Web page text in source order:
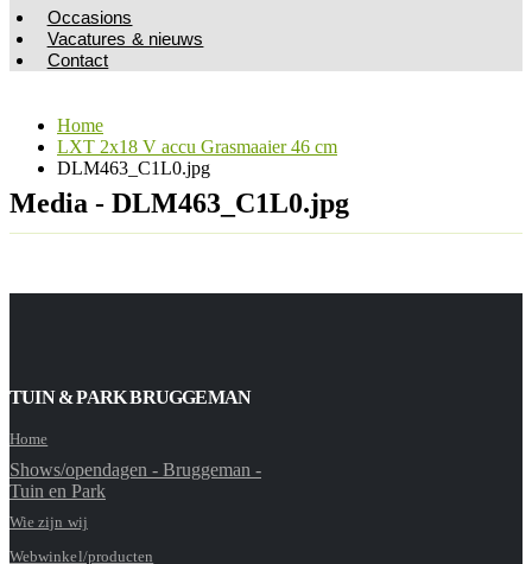
Occasions
Vacatures & nieuws
Contact
Home
LXT 2x18 V accu Grasmaaier 46 cm
DLM463_C1L0.jpg
Media - DLM463_C1L0.jpg
TUIN & PARK BRUGGEMAN
Home
Shows/opendagen - Bruggeman -
Tuin en Park
Wie zijn wij
Webwinkel/producten